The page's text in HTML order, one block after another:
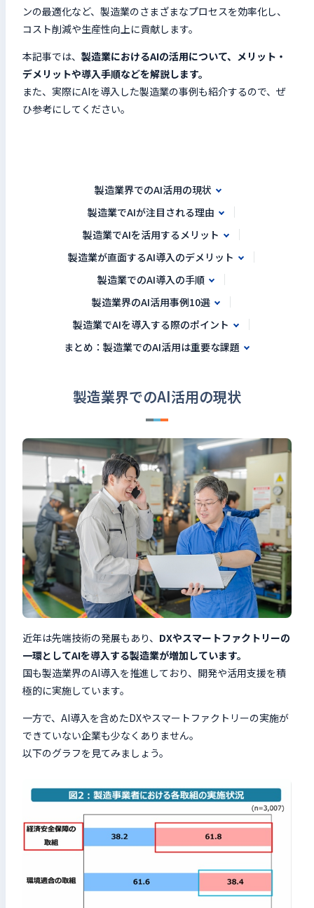
ンの最適化など、製造業のさまざまなプロセスを効率化し、
コスト削減や生産性向上に貢献します。
本記事では、 製造業におけるAIの活用について、メリット・
デメリットや導入手順などを解説します。
また、実際にAIを導入した製造業の事例も紹介するので、ぜ
ひ参考にしてください。
製造業界でのAI活用の現状
製造業でAIが注目される理由
製造業でAIを活用するメリット
製造業が直面するAI導入のデメリット
製造業でのAI導入の手順
製造業界のAI活用事例10選
製造業でAIを導入する際のポイント
まとめ：製造業でのAI活用は重要な課題
製造業界でのAI活用の現状
近年は先端技術の発展もあり、 DXやスマートファクトリーの
一環としてAIを導入する製造業が増加しています。
国も製造業界のAI導入を推進しており、開発や活用支援を積
極的に実施しています。
一方で、AI導入を含めたDXやスマートファクトリーの実施が
できていない企業も少なくありません。
以下のグラフを見てみましょう。